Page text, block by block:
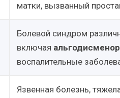
матки, вызванный
Болевой синдром
включая
воспалительные
Язвенная болезнь,